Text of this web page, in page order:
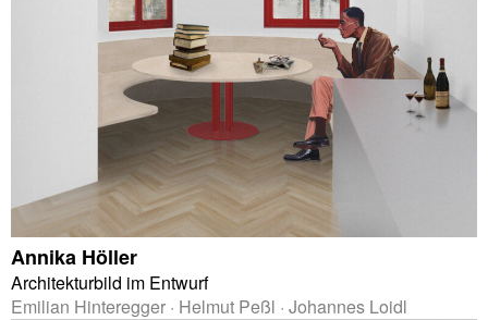
Annika Höller
Architekturbild im Entwurf
Emilian Hinteregger · Helmut Peßl · Johannes Loidl